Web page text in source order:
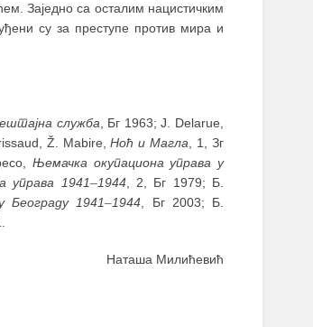
Заједно са осталим нацистичким
су за преступе против мира и
служба , Бг 1963; Ј. Delarue,
Ž. Mabire,Ноћ и Магла , 1, Зг
Њемачка окупациона управа у
управа 1941–1944, 2, Бг 1979; Б.
Београду 1941–1944 , Бг 2003; Б.
Наташа Милићевић